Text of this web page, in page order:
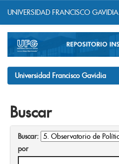
navigation
UNIVERSIDAD FRANCISCO GAVIDIA
Universidad Francisco Gavidia
Buscar
Buscar:
por